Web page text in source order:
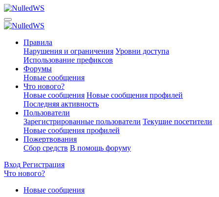
Правила
Нарушения и ограничения Уровни доступа
Использование префиксов
Форумы
Новые сообщения
Что нового?
Новые сообщения Новые сообщения профилей
Последняя активность
Пользователи
Зарегистрированные пользователи Текущие посетители
Новые сообщения профилей
Пожертвования
Сбор средств В помощь форуму
Вход Регистрация
Что нового?
Новые сообщения